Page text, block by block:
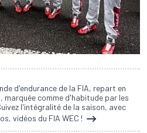
d'endurance de la FIA, repart en
marquée comme d'habitude par les
l'intégralité de la saison, avec
vidéos du FIA WEC !